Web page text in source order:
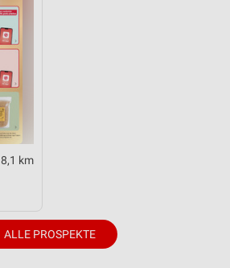
8,1 km
ALLE PROSPEKTE